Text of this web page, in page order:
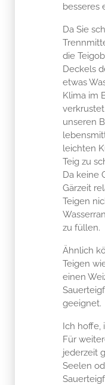
besseres
Da Sie
die
Deckels
etwas
Klima im
unseren
leichten
Teig zu
Da keine
Gärzeit
Teigen
zu füllen.
Ähnlich
Teigen
einen
geeignet.
Ich hoffe,
Für
jederzeit
Seelen